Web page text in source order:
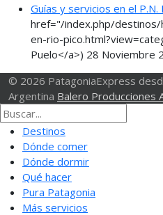
Guías y servicios en el P.N.
href="/index.php/
en-rio-
Puelo</a>) 28 Noviembre
© 2026 PatagoniaExpress
Argentina Balero Producciones
Destinos
Dónde comer
Dónde dormir
Qué hacer
Pura Patagonia
Más servicios